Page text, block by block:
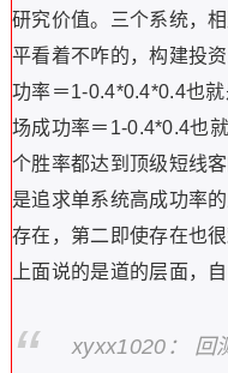
研究价值。三个系统，
平看着不咋的，构建投
功率＝1-0.4*0.4*0.4也
场成功率＝1-0.4*0.4也
个胜率都达到顶级短线
是追求单系统高成功率
存在，第二即使存在也
上面说的是道的层面，
xyxx1020： 回